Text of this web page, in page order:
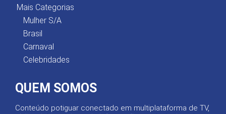
Mais Categorias
Mulher S/A
Brasil
Carnaval
Celebridades
QUEM SOMOS
Conteúdo potiguar conectado em multiplataforma de TV,